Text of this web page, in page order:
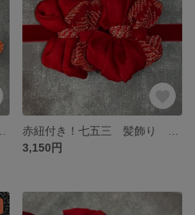
3,150円